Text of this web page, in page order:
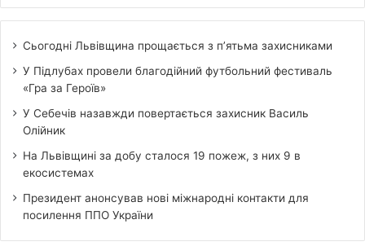
Сьогодні Львівщина прощається з п’ятьма захисниками
У Підлубах провели благодійний футбольний фестиваль
«Гра за Героїв»
У Себечів назавжди повертається захисник Василь
Олійник
На Львівщині за добу сталося 19 пожеж, з них 9 в
екосистемах
Президент анонсував нові міжнародні контакти для
посилення ППО України